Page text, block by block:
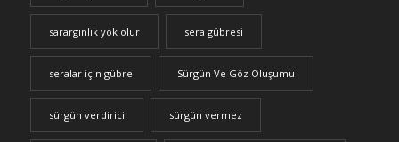
sarargınlık yok olur sera gübresi
seralar için gübre Sürgün Ve Göz Oluşumu
sürgün verdirici sürgün vermez